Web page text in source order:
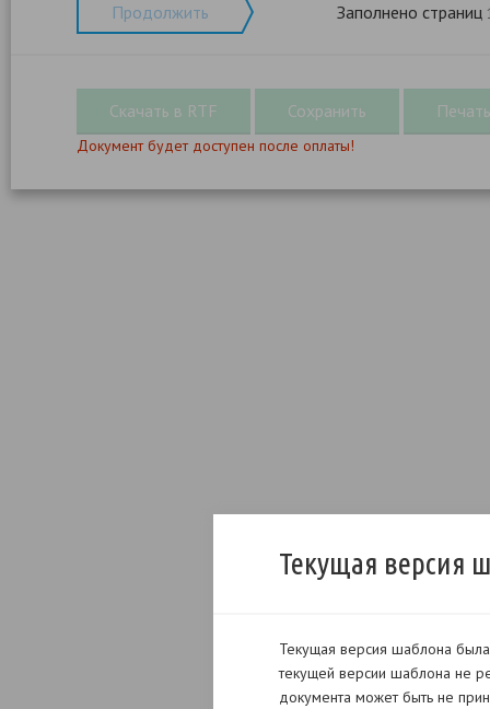
Текущая версия
Текущая версия шаблона
текущей версии шаблона не
документа может быть не
Продолжить Заполнено страниц
Документ будет доступен после оплаты!